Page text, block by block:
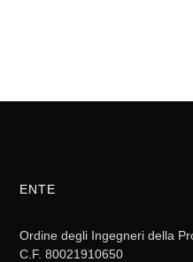
ENTE
Ordine degli Ingegneri della
C.F. 80021910650